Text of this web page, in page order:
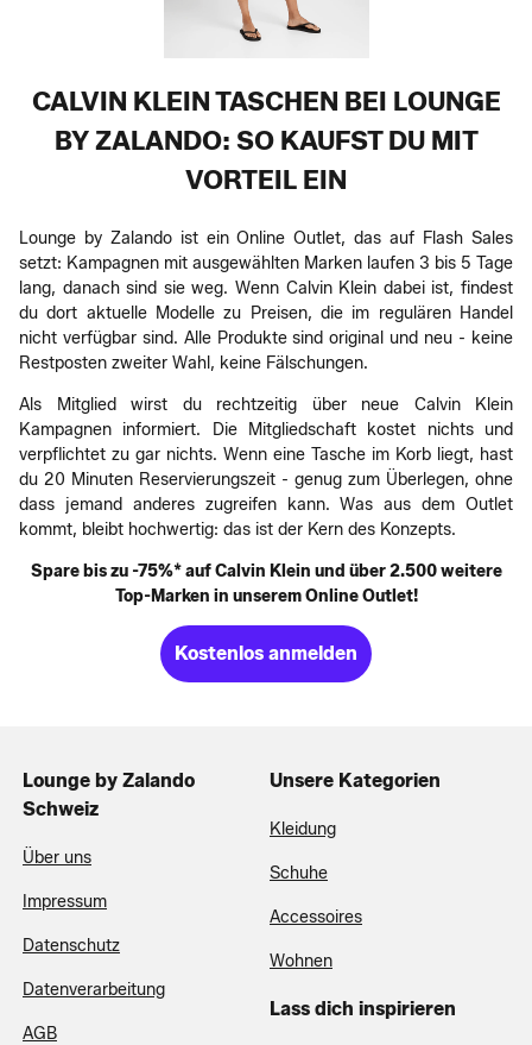
CALVIN KLEIN TASCHEN BEI LOUNGE
BY ZALANDO: SO KAUFST DU MIT
VORTEIL EIN
Lounge by Zalando ist ein Online Outlet, das auf Flash Sales
setzt: Kampagnen mit ausgewählten Marken laufen 3 bis 5 Tage
lang, danach sind sie weg. Wenn Calvin Klein dabei ist, findest
du dort aktuelle Modelle zu Preisen, die im regulären Handel
nicht verfügbar sind. Alle Produkte sind original und neu - keine
Restposten zweiter Wahl, keine Fälschungen.
Als Mitglied wirst du rechtzeitig über neue Calvin Klein
Kampagnen informiert. Die Mitgliedschaft kostet nichts und
verpflichtet zu gar nichts. Wenn eine Tasche im Korb liegt, hast
du 20 Minuten Reservierungszeit - genug zum Überlegen, ohne
dass jemand anderes zugreifen kann. Was aus dem Outlet
kommt, bleibt hochwertig: das ist der Kern des Konzepts.
Spare bis zu -75%* auf Calvin Klein und über 2.500 weitere
Top-Marken in unserem Online Outlet!
Kostenlos anmelden
Lounge by Zalando
Schweiz
Über uns
Impressum
Datenschutz
Datenverarbeitung
AGB
Unsere Kategorien
Kleidung
Schuhe
Accessoires
Wohnen
Lass dich inspirieren